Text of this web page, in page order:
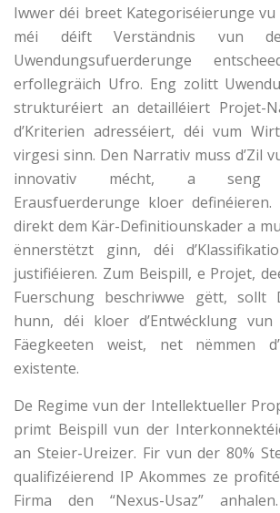
Iwwer déi breet Kategoriséierunge vu
méi déift Verständnis vun de
Uwendungsufuerderunge
erfollegräich Ufro. Eng zolitt
strukturéiert an detailléiert Projet-
d’Kriterien adresséiert, déi vum
virgesi sinn. Den Narrativ muss d’Zil
innovativ mécht, a seng
Erausfuerderunge kloer
direkt dem Kär-Definitiounskader a
ënnerstëtzt ginn, déi
justifiéieren. Zum Beispill, e Projet,
Fuerschung beschriwwe gëtt, sollt
hunn, déi kloer d’Entwécklung
Fäegkeeten weist, net nëmmen
existente.
De Regime vun der Intellektueller
primt Beispill vun der
an Steier-Ureizer. Fir vun der 80%
qualifizéierend IP Akommes ze
Firma den “Nexus-Usaz”